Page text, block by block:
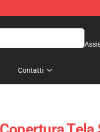
Contatti